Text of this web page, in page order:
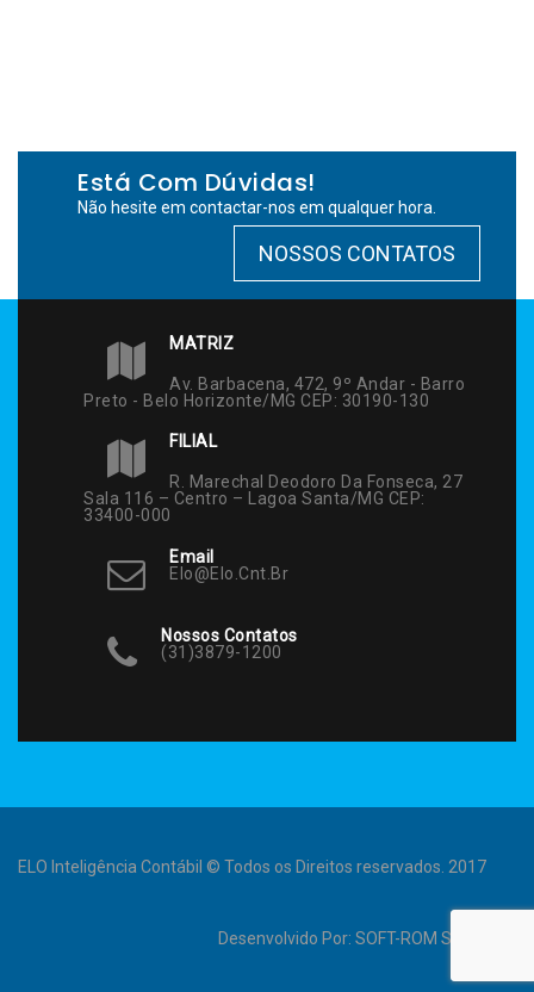
Está Com Dúvidas!
Não hesite em contactar-nos em qualquer hora.
NOSSOS CONTATOS
MATRIZ
Av. Barbacena, 472, 9º Andar - Barro
Preto - Belo Horizonte/MG CEP: 30190-130
FILIAL
R. Marechal Deodoro Da Fonseca, 27
Sala 116 – Centro – Lagoa Santa/MG CEP:
33400-000
Email
Elo@elo.cnt.br
Nossos Contatos
(31)3879-1200
ELO Inteligência Contábil © Todos os Direitos reservados. 2017
Desenvolvido Por: SOFT-ROM Sistemas